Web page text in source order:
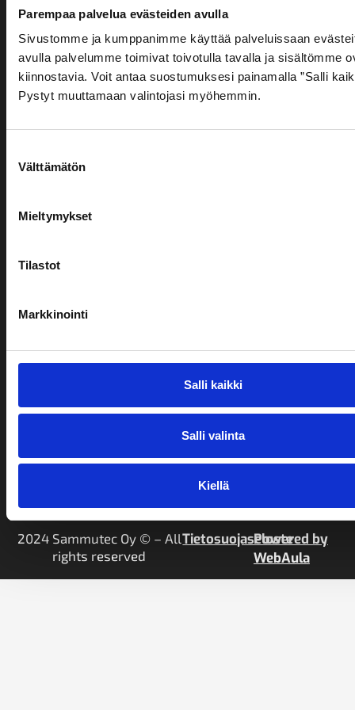
Parempaa palvelua evästeiden avulla
Sivustomme ja kumppanimme käyttää palveluissaan
avulla palvelumme toimivat toivotulla tavalla ja sisältömme
kiinnostavia. Voit antaa suostumuksesi painamalla ”Salli
Pystyt muuttamaan valintojasi myöhemmin.
valinta
Välttämätön
Mieltymykset
Tilastot
Markkinointi
Salli kaikki
Salli valinta
Kiellä
Yritys
Viestisi
Yhteystiedot
Paloturvallisuus­
palvelut
Sammutinhuolto
Pikapalopostit
Kyltitys
Hydroscand
Teräs- ja
Muut
palvelut
2024 Sammutec Oy © – All
rights reserved
Tietosuojaseloste
Powered by
WebAula